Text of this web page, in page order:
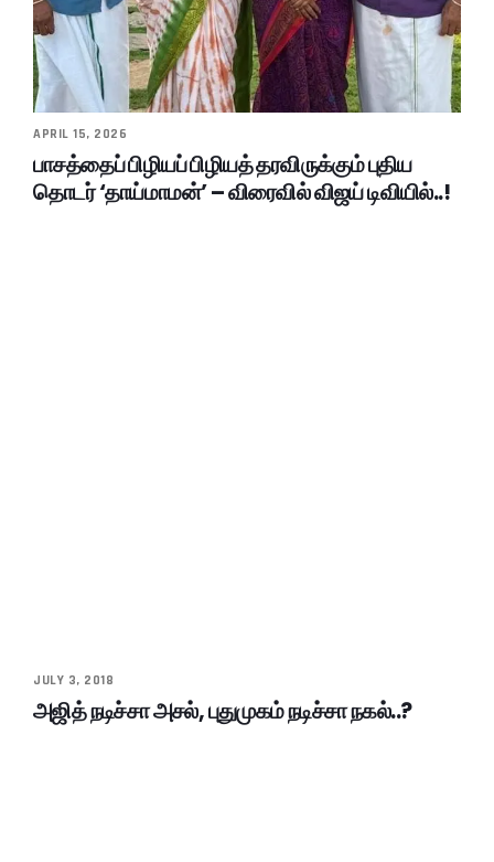
APRIL 15, 2026
பாசத்தைப் பிழியப் பிழியத் தரவிருக்கும் புதிய
தொடர் ‘தாய்மாமன்’ – விரைவில் விஜய் டிவியில்..!
JULY 3, 2018
அஜித் நடிச்சா அசல், புதுமுகம் நடிச்சா நகல்..?